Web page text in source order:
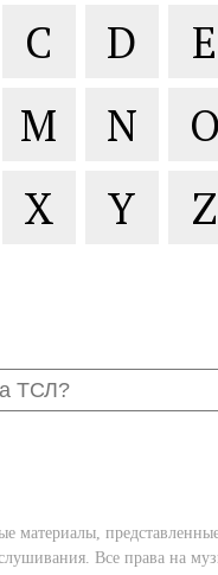
C D E
M N O
X Y Z
материалы,
Все права на